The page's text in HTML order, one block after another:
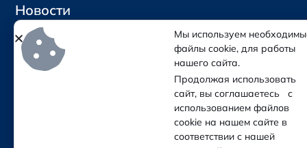
Новости
Контакты
Социальные сети и контакты
Мы используем
файлы cookie, для работы
нашего сайта.
Продолжая использовать
сайт, вы соглашаетесь с
использованием файлов
cookie на нашем сайте в
соответствии с нашей